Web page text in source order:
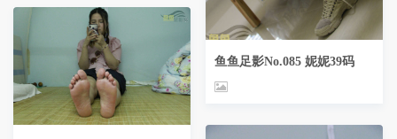
鱼鱼足影No.085 妮妮39码